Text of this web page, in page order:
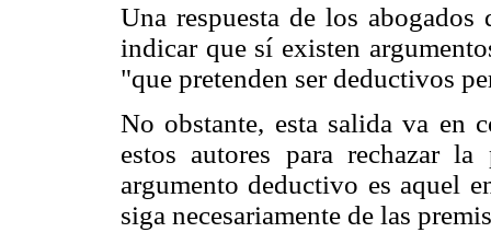
Una respuesta de los
indicar que sí existen
"que pretenden ser deductivos
No obstante, esta salida va en
estos autores para rechazar
argumento deductivo es aquel
siga necesariamente de las